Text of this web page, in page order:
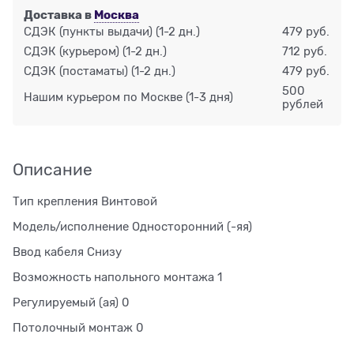
Доставка в Москва
СДЭК (пункты выдачи) (1-2 дн.)
479 руб.
СДЭК (курьером) (1-2 дн.)
712 руб.
СДЭК (постаматы) (1-2 дн.) 479 руб.
Нашим курьером по Москве (1-3 дня)
500
рублей
Описание
Тип крепления Винтовой
Модель/исполнение Односторонний (-яя)
Ввод кабеля Снизу
Возможность напольного монтажа 1
Регулируемый (ая) 0
Потолочный монтаж 0